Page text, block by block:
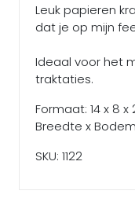
Leuk papieren
dat je op mijn
Ideaal voor het
traktaties.
Formaat: 14 x 8 x
Breedte x
SKU: 1122